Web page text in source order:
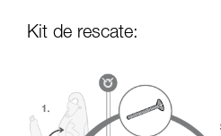
Kit de rescate: